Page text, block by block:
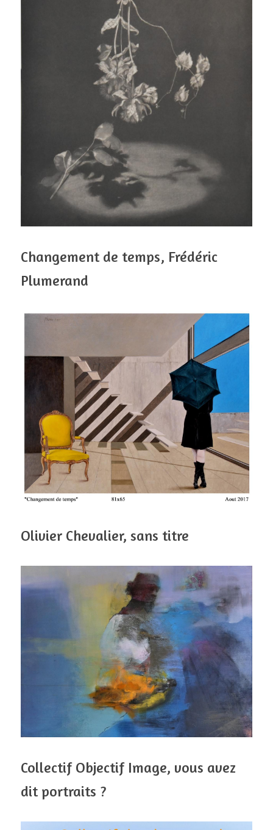
Changement de temps, Frédéric
Plumerand
Olivier Chevalier, sans titre
Collectif Objectif Image, vous avez
dit portraits ?